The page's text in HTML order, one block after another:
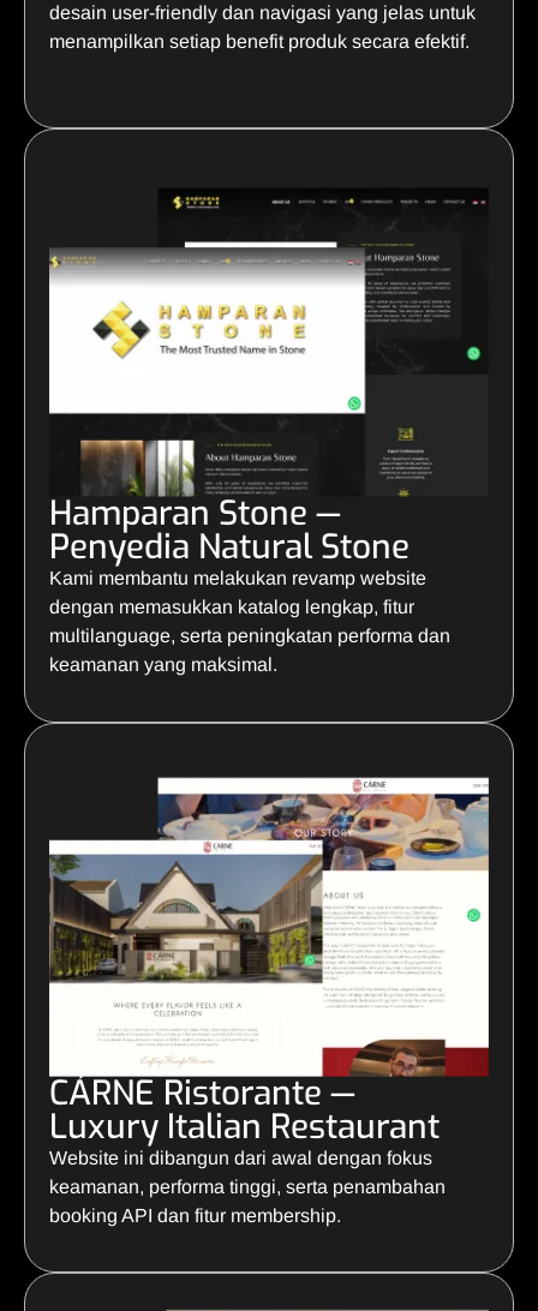
desain user-friendly dan navigasi yang jelas untuk
menampilkan setiap benefit produk secara efektif.
Hamparan Stone —
Penyedia Natural Stone
Kami membantu melakukan revamp website
dengan memasukkan katalog lengkap, fitur
multilanguage, serta peningkatan performa dan
keamanan yang maksimal.
CÁRNE Ristorante —
Luxury Italian Restaurant
Website ini dibangun dari awal dengan fokus
keamanan, performa tinggi, serta penambahan
booking API dan fitur membership.